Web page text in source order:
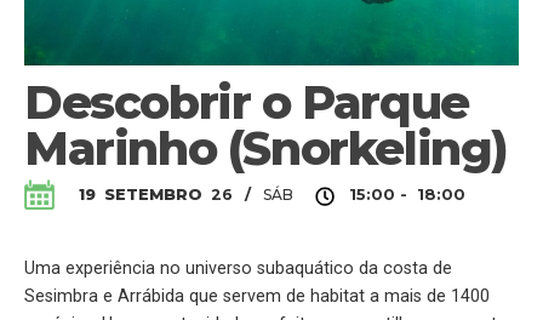
Descobrir o Parque
Marinho (Snorkeling)
19 SETEMBRO 26 / SÁB 15:00 - 18:00
Uma experiência no universo subaquático da costa de
Sesimbra e Arrábida que servem de habitat a mais de 1400